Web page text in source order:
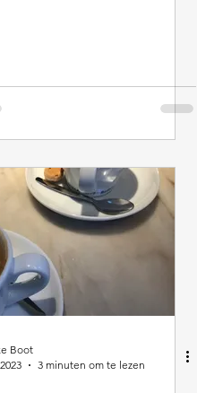
Boot
3 minuten om te lezen